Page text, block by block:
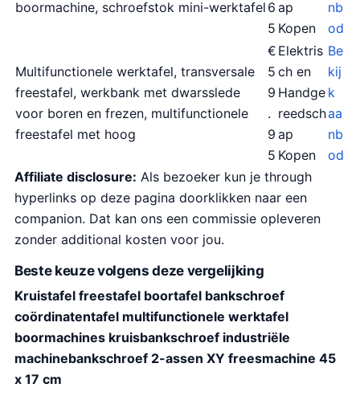
boormachine, schroefstok mini-werktafel 6
5
ap
Kopen
nb
od
Multifunctionele werktafel, transversale
freestafel, werkbank met dwarsslede
voor boren en frezen, multifunctionele
freestafel met hoog
€
5
9
.
9
5
Elektris
ch en
Handge
reedsch
ap
Kopen
Be
kij
k
aa
nb
od
Affiliate disclosure: Als bezoeker kun je through
hyperlinks op deze pagina doorklikken naar een
companion. Dat kan ons een commissie opleveren
zonder additional kosten voor jou.
Beste keuze volgens deze vergelijking
Kruistafel freestafel boortafel bankschroef
coördinatentafel multifunctionele werktafel
boormachines kruisbankschroef industriële
machinebankschroef 2-assen XY freesmachine 45
x 17 cm